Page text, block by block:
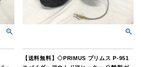
【送料無料】◇PRIMUS プリムス P-951